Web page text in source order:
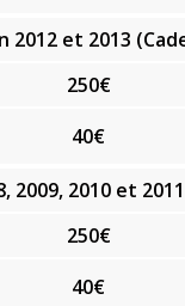
2012 et 2013
250€
40€
2009, 2010 et
250€
40€